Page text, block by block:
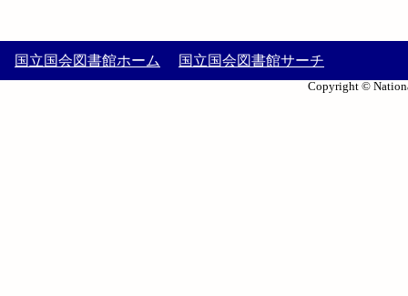
国立国会図書館ホーム 国立国会図書館サーチ
Copyright ©